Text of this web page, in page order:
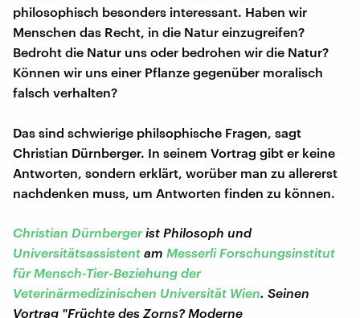
philosophisch besonders interessant. Haben wir
Menschen das Recht, in die Natur einzugreifen?
Bedroht die Natur uns oder bedrohen wir die Natur?
Können wir uns einer Pflanze gegenüber moralisch
falsch verhalten?
Das sind schwierige philsophische Fragen, sagt
Christian Dürnberger. In seinem Vortrag gibt er keine
Antworten, sondern erklärt, worüber man zu allererst
nachdenken muss, um Antworten finden zu können.
Christian Dürnbergerist Philosoph und
Universitätsassistent am Messerli Forschungsinstitut
für Mensch-Tier-Beziehung der
Veterinärmedizinischen Universität Wien. Seinen
Vortrag "Früchte des Zorns? Moderne